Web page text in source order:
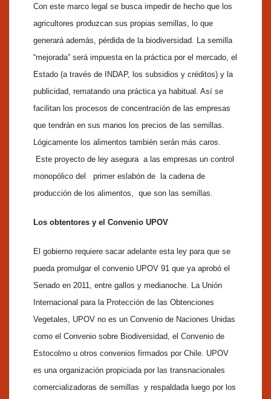
Con este marco legal se busca impedir de hecho que los
agricultores produzcan sus propias semillas, lo que
generará además, pérdida de la biodiversidad. La semilla
“mejorada” será impuesta en la práctica por el mercado, el
Estado (a través de INDAP, los subsidios y créditos) y la
publicidad, rematando una práctica ya habitual. Así se
facilitan los procesos de concentración de las empresas
que tendrán en sus manos los precios de las semillas.
Lógicamente los alimentos también serán más caros.
Este proyecto de ley asegura a las empresas un control
monopólico del primer eslabón de la cadena de
producción de los alimentos, que son las semillas.
Los obtentores y el Convenio UPOV
El gobierno requiere sacar adelante esta ley para que se
pueda promulgar el convenio UPOV 91 que ya aprobó el
Senado en 2011, entre gallos y medianoche. La Unión
Internacional para la Protección de las Obtenciones
Vegetales, UPOV no es un Convenio de Naciones Unidas
como el Convenio sobre Biodiversidad, el Convenio de
Estocolmo u otros convenios firmados por Chile. UPOV
es una organización propiciada por las transnacionales
comercializadoras de semillas y respaldada luego por los